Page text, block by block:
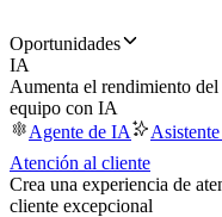
Oportunidades
IA
Aumenta el rendimiento del
equipo con IA
Agente de IA
Atención al cliente
Crea una experiencia de
cliente excepcional